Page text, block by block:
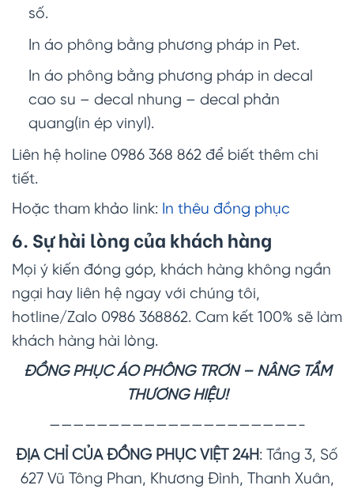
số.
In áo phông bằng phương pháp in Pet.
In áo phông bằng phương pháp in decal
cao su – decal nhung – decal phản
quang(in ép vinyl).
Liên hệ holine 0986 368 862 để biết thêm chi
tiết.
Hoặc tham khảo link: In thêu đồng phục
6. Sự hài lòng của khách hàng
Mọi ý kiến đóng góp, khách hàng không ngần
ngại hay liên hệ ngay với chúng tôi,
hotline/Zalo 0986 368862. Cam kết 100% sẽ làm
khách hàng hài lòng.
ĐỒNG PHỤC ÁO PHÔNG TRƠN – NÂNG TẦM
THƯƠNG HIỆU!
—————————————————————-
ĐỊA CHỈ CỦA ĐỒNG PHỤC VIỆT 24H: Tầng 3, Số
627 Vũ Tông Phan, Khương Đình, Thanh Xuân,